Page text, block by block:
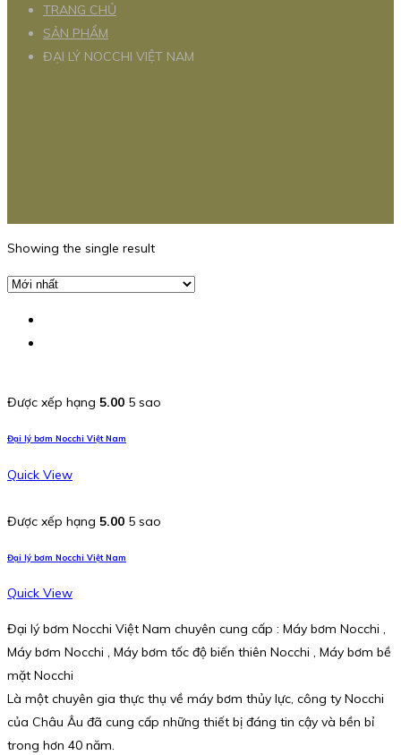
TRANG CHỦ
SẢN PHẨM
ĐẠI LÝ NOCCHI VIỆT NAM
Showing the single result
Được xếp hạng 5.00 5 sao
Đại lý bơm Nocchi Việt Nam
Quick View
Được xếp hạng 5.00 5 sao
Đại lý bơm Nocchi Việt Nam
Quick View
Đại lý bơm Nocchi Việt Nam chuyên cung cấp : Máy bơm Nocchi ,
Máy bơm Nocchi , Máy bơm tốc độ biến thiên Nocchi , Máy bơm bề
mặt Nocchi
Là một chuyên gia thực thụ về máy bơm thủy lực, công ty Nocchi
của Châu Âu đã cung cấp những thiết bị đáng tin cậy và bền bỉ
trong hơn 40 năm.